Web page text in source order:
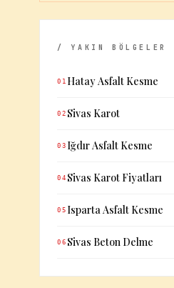
/ YAKIN BÖLGELER
01 Hatay Asfalt Kesme
02 Sivas Karot
03 Iğdır Asfalt Kesme
04 Sivas Karot Fiyatları
05 Isparta Asfalt Kesme
06 Sivas Beton Delme